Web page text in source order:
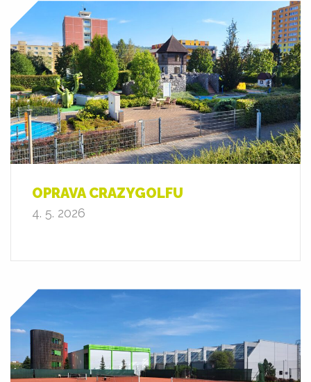
OPRAVA CRAZYGOLFU
4. 5. 2026